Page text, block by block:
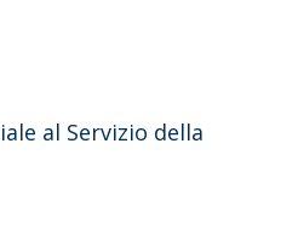
al Servizio della